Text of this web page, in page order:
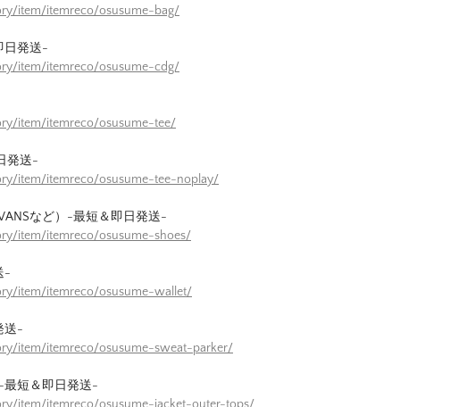
item/itemreco/osusume-bag/
日発送-
item/itemreco/osusume-cdg/
item/itemreco/osusume-tee/
発送-
item/itemreco/osusume-tee-noplay/
など）-最短＆即日発送-
item/itemreco/osusume-shoes/
-
item/itemreco/osusume-wallet/
送-
item/itemreco/osusume-sweat-parker/
最短＆即日発送-
item/itemreco/osusume-jacket-outer-tops/